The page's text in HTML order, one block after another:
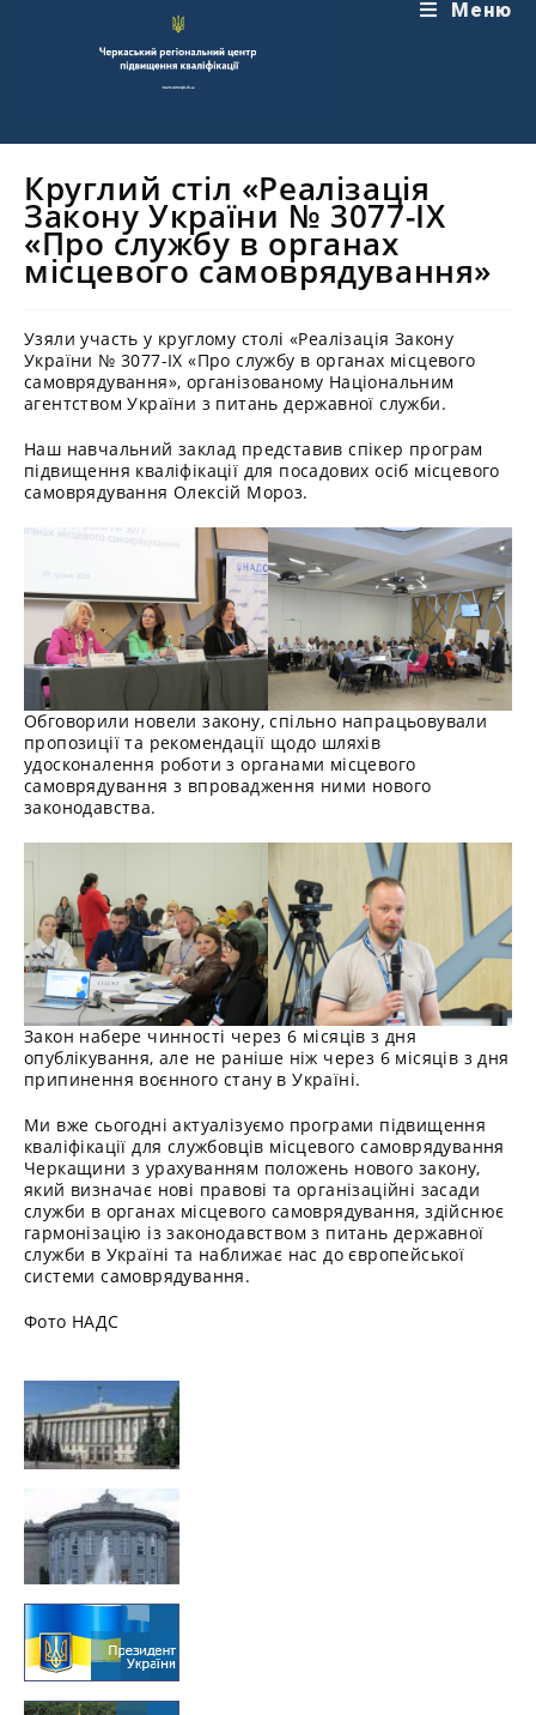
Меню
Круглий стіл «Реалізація
Закону України № 3077-IX
«Про службу в органах
місцевого самоврядування»
Узяли участь у круглому столі «Реалізація Закону
України № 3077-IX «Про службу в органах місцевого
самоврядування», організованому Національним
агентством України з питань державної служби.
Наш навчальний заклад представив спікер програм
підвищення кваліфікації для посадових осіб місцевого
самоврядування Олексій Мороз.
Обговорили новели закону, спільно напрацьовували
пропозиції та рекомендації щодо шляхів
удосконалення роботи з органами місцевого
самоврядування з впровадження ними нового
законодавства.
Закон набере чинності через 6 місяців з дня
опублікування, але не раніше ніж через 6 місяців з дня
припинення воєнного стану в Україні.
Ми вже сьогодні актуалізуємо програми підвищення
кваліфікації для службовців місцевого самоврядування
Черкащини з урахуванням положень нового закону,
який визначає нові правові та організаційні засади
служби в органах місцевого самоврядування, здійснює
гармонізацію із законодавством з питань державної
служби в Україні та наближає нас до європейської
системи самоврядування.
Фото НАДС